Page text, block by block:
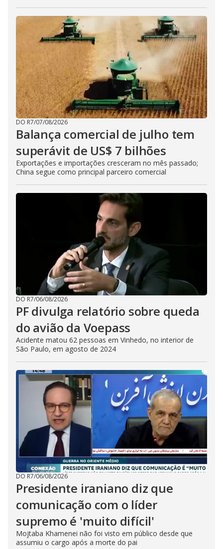
DO R7/07/08/2026
Balança comercial de julho tem
superávit de US$ 7 bilhões
Exportações e importações cresceram no mês passado;
China segue como principal parceiro comercial
DO R7/06/08/2026
PF divulga relatório sobre queda
do avião da Voepass
Acidente matou 62 pessoas em Vinhedo, no interior de
São Paulo, em agosto de 2024
DO R7/06/08/2026
Presidente iraniano diz que
comunicação com o líder
supremo é 'muito difícil'
Mojtaba Khamenei não foi visto em público desde que
assumiu o cargo após a morte do pai